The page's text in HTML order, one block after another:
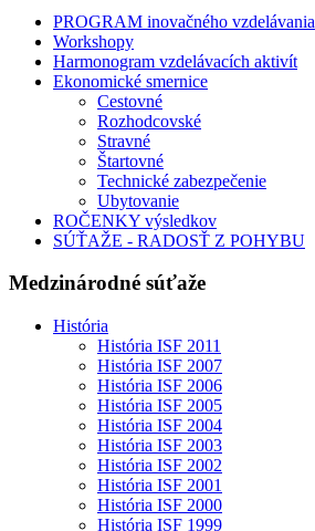
PROGRAM inovačného vzdelávania
Workshopy
Harmonogram vzdelávacích aktivít
Ekonomické smernice
Cestovné
Rozhodcovské
Stravné
Štartovné
Technické zabezpečenie
Ubytovanie
ROČENKY výsledkov
SÚŤAŽE - RADOSŤ Z POHYBU
Medzinárodné súťaže
História
História ISF 2011
História ISF 2007
História ISF 2006
História ISF 2005
História ISF 2004
História ISF 2003
História ISF 2002
História ISF 2001
História ISF 2000
História ISF 1999